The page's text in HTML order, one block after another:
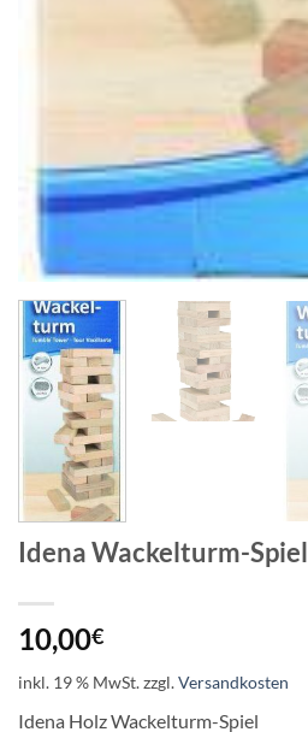
Idena Wackelturm-Spiel
10,00€
inkl. 19 % MwSt.zzgl.Versandkosten
Idena Holz Wackelturm-Spiel